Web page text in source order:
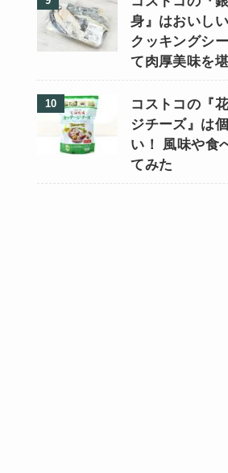
身』はおいし
クッキングシ
て肉厚美味を
コストコの『
ジチーズ』は
い！ 風味や食
てみた